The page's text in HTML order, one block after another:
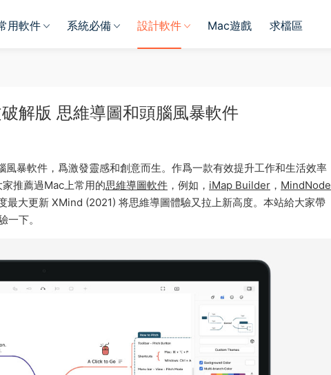
用軟件 系統必備 設計軟件 Mac遊戲 求檔區
解版 思維導圖和頭腦風暴軟件
暴軟件，爲激發靈感和創意而生。作爲一款有效提升工作和生活效率
推薦過Mac上常用的思維導圖軟件 ，例如， iMap Builder ， MindNode
最大更新 XMind (2021) 将思維導圖體驗又拉上新高度。本站給大家帶
下。